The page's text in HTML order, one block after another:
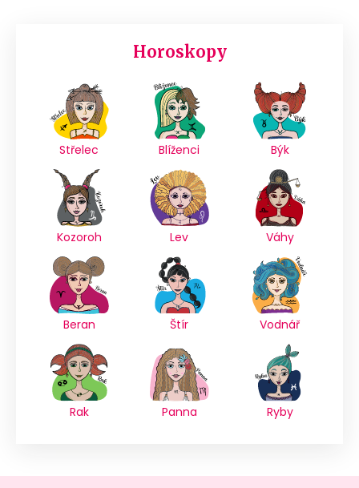
Horoskopy
Střelec Blíženci Býk
Kozoroh Lev Váhy
Beran Štír Vodnář
Rak Panna Ryby